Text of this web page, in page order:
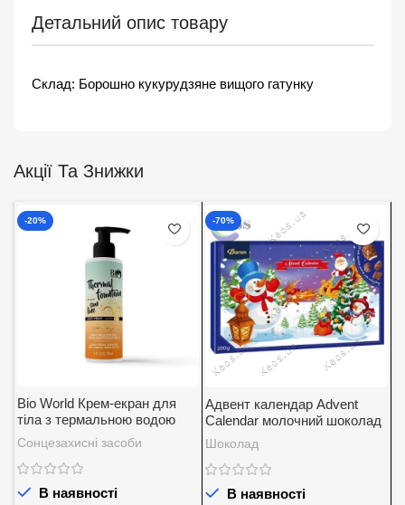
Детальний опис товару
Склад: Борошно кукурудзяне вищого гатунку
Акції Та Знижки
-20%
Bio World Крем-екран для
тіла з термальною водою
SPF 30
Сонцезахисні засоби
В наявності
-70%
Адвент календар Advent
Calendar молочний шоколад
із вершковою начинкою
Baron 200 г.
Шоколад
В наявності